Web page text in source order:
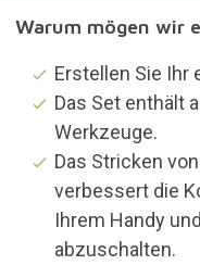
Warum mögen wir
Erstellen Sie Ihr
Das Set enthält
Werkzeuge.
Das Stricken
verbessert die
Ihrem Handy
abzuschalten.